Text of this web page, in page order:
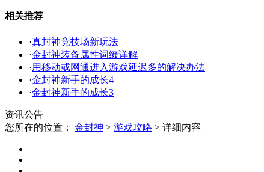
相关推荐
·真封神竞技场新玩法
·金封神装备属性词缀详解
·用移动或网通进入游戏延迟多的解决办法
·金封神新手的成长4
·金封神新手的成长3
资讯公告
您所在的位置： 金封神 > 游戏攻略 > 详细内容